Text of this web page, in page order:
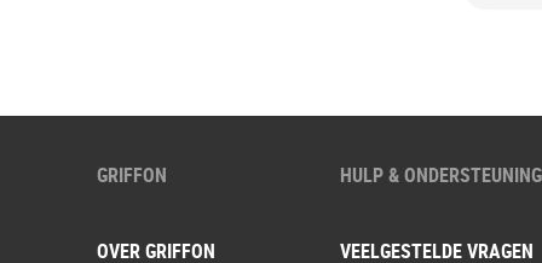
GRIFFON
OVER GRIFFON
HULP & ONDERSTEUNING
VEELGESTELDE VRAGEN